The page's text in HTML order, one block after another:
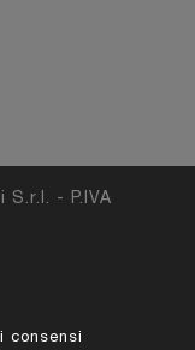
- P.IVA
consensi